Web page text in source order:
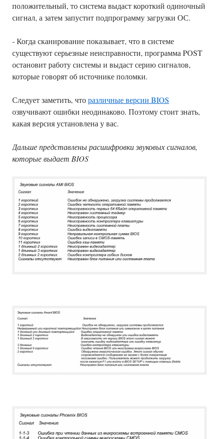
положительный, то система выдаст короткий одиночный
сигнал, а затем запустит подпрограмму загрузки ОС.
- Когда сканирование показывает, что в системе
существуют серьезные неисправности, программа POST
остановит работу системы и выдаст серию сигналов,
которые говорят об источнике поломки.
Следует заметить, чторазличные версии BIOS
озвучивают ошибки неодинаково. Поэтому стоит знать,
какая версия установлена у вас.
Дальше представлены расшифровки звуковых сигналов,
которые выдает BIOS